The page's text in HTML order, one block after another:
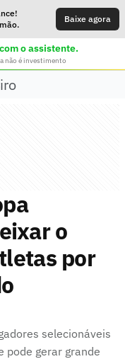
Baixe agora
o assistente.
não é investimento
o
por
selecionáveis
pode gerar grande